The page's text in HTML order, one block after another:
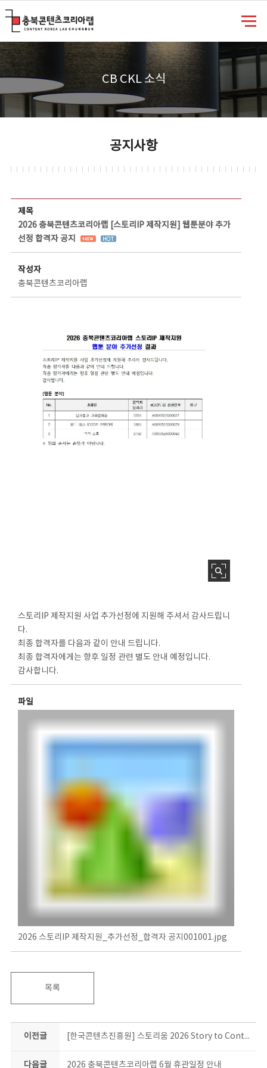
CB CKL 소식
공지사항
제목
2026 충북콘텐츠코리아랩 [스토리IP 제작지원] 웹툰분야 추가
선정 합격자 공지
작성자
충북콘텐츠코리아랩
스토리IP 제작지원 사업 추가선정에 지원해 주셔서 감사드립니
다.
최종 합격자를 다음과 같이 안내 드립니다.
최종 합격자에게는 향후 일정 관련 별도 안내 예정입니다.
감사합니다.
파일
2026 스토리IP 제작지원_추가선정_합격자 공지001001.jpg
목록
이전글 [한국콘텐츠진흥원] 스토리움 2026 Story to Content 스토리움 오프라인 상담회
다음글 2026 충북콘텐츠코리아랩 6월 휴관일정 안내